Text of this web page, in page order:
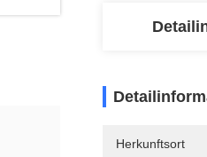
Herkunftsort